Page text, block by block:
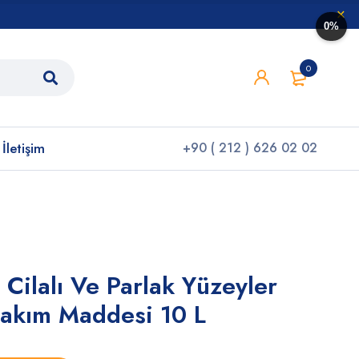
0
İletişim +90 ( 212 ) 626 02 02
Ve Parlak Yüzeyler
Maddesi 10 L
0%